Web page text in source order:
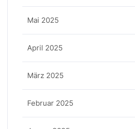
Mai 2025
April 2025
März 2025
Februar 2025